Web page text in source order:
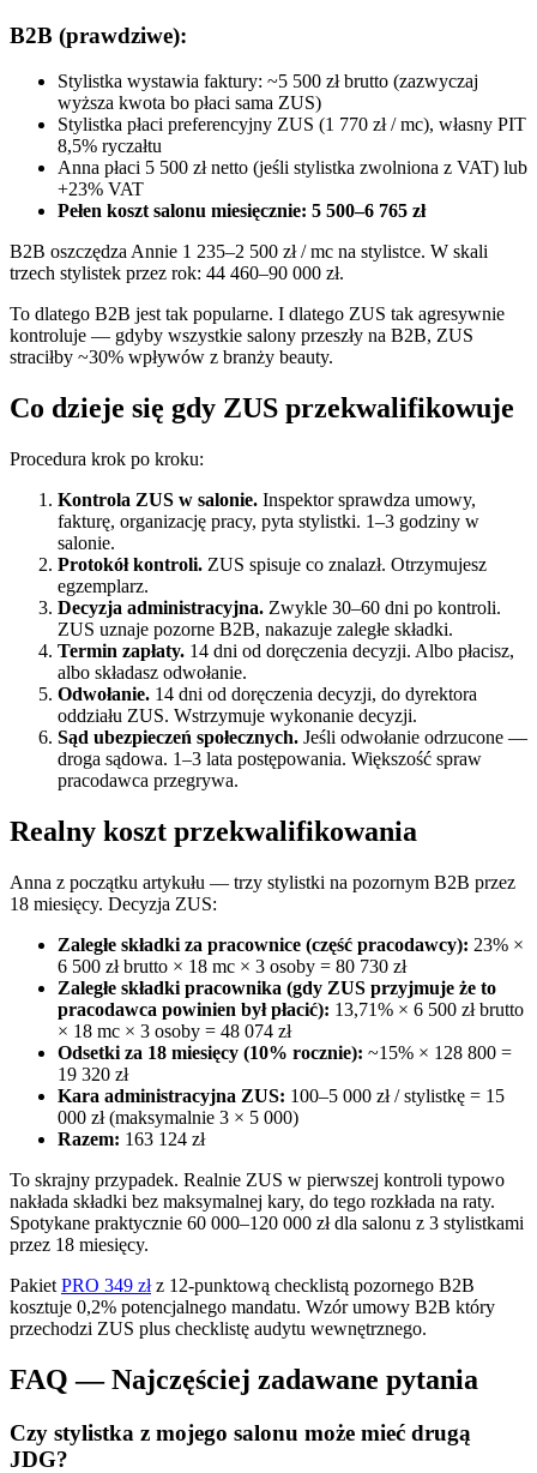
B2B (prawdziwe):
Stylistka wystawia faktury: ~5 500 zł brutto (zazwyczaj
wyższa kwota bo płaci sama ZUS)
Stylistka płaci preferencyjny ZUS (1 770 zł / mc), własny PIT
8,5% ryczałtu
Anna płaci 5 500 zł netto (jeśli stylistka zwolniona z VAT) lub
+23% VAT
Pełen koszt salonu miesięcznie: 5 500–6 765 zł
B2B oszczędza Annie 1 235–2 500 zł / mc na stylistce. W skali
trzech stylistek przez rok: 44 460–90 000 zł.
To dlatego B2B jest tak popularne. I dlatego ZUS tak agresywnie
kontroluje — gdyby wszystkie salony przeszły na B2B, ZUS
straciłby ~30% wpływów z branży beauty.
Co dzieje się gdy ZUS przekwalifikowuje
Procedura krok po kroku:
Kontrola ZUS w salonie. Inspektor sprawdza umowy,
fakturę, organizację pracy, pyta stylistki. 1–3 godziny w
salonie.
Protokół kontroli. ZUS spisuje co znalazł. Otrzymujesz
egzemplarz.
Decyzja administracyjna. Zwykle 30–60 dni po kontroli.
ZUS uznaje pozorne B2B, nakazuje zaległe składki.
Termin zapłaty. 14 dni od doręczenia decyzji. Albo płacisz,
albo składasz odwołanie.
Odwołanie. 14 dni od doręczenia decyzji, do dyrektora
oddziału ZUS. Wstrzymuje wykonanie decyzji.
Sąd ubezpieczeń społecznych. Jeśli odwołanie odrzucone —
droga sądowa. 1–3 lata postępowania. Większość spraw
pracodawca przegrywa.
Realny koszt przekwalifikowania
Anna z początku artykułu — trzy stylistki na pozornym B2B przez
18 miesięcy. Decyzja ZUS:
Zaległe składki za pracownice (część pracodawcy): 23% ×
6 500 zł brutto × 18 mc × 3 osoby = 80 730 zł
Zaległe składki pracownika (gdy ZUS przyjmuje że to
pracodawca powinien był płacić): 13,71% × 6 500 zł brutto
× 18 mc × 3 osoby = 48 074 zł
Odsetki za 18 miesięcy (10% rocznie): ~15% × 128 800 =
19 320 zł
Kara administracyjna ZUS: 100–5 000 zł / stylistkę = 15
000 zł (maksymalnie 3 × 5 000)
Razem: 163 124 zł
To skrajny przypadek. Realnie ZUS w pierwszej kontroli typowo
nakłada składki bez maksymalnej kary, do tego rozkłada na raty.
Spotykane praktycznie 60 000–120 000 zł dla salonu z 3 stylistkami
przez 18 miesięcy.
Pakiet PRO 349 złz 12-punktową checklistą pozornego B2B
kosztuje 0,2% potencjalnego mandatu. Wzór umowy B2B który
przechodzi ZUS plus checklistę audytu wewnętrznego.
FAQ — Najczęściej zadawane pytania
Czy stylistka z mojego salonu może mieć drugą
JDG?